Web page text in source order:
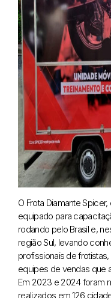
O Frota Diamante
equipado para
rodando pelo Brasil e,
região Sul, levando
profissionais de
equipes de vendas que
Em 2023 e 2024 foram
realizados em 126